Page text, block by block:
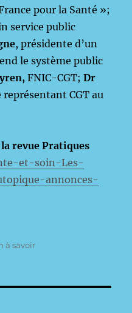
pour la Santé »;
service public
, présidente d’un
le système public
FNIC-CGT; Dr
CGT au
revue Pratiques
et-soin-Les-
annonces-
à savoir